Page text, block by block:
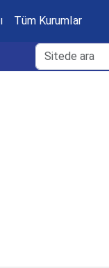
Tüm Kurumlar